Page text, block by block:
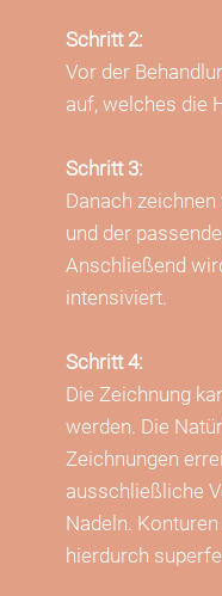
Schritt 2:
Vor der
auf, welches die
Schritt 3:
Danach
und der
Anschließend
intensiviert.
Schritt 4:
Die Zeichnung
werden. Die
Zeichnungen
ausschließliche
Nadeln.
hierdurch